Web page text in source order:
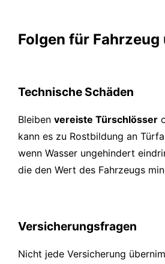
Folgen für
Technische Schäden
Bleiben vereiste Türschlösser
kann es zu Rostbildung an
wenn Wasser ungehindert
die den Wert des Fahrzeugs
Versicherungsfragen
Nicht jede Versicherung